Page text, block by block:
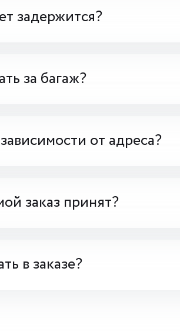
задержится?
за багаж?
от адреса?
заказ принят?
в заказе?